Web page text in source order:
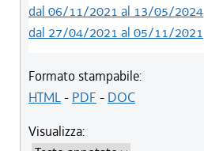
dal 06/11/2021 al 13/05/2024
dal 27/04/2021 al 05/11/2021
Formato stampabile:
HTML- PDF - DOC
Visualizza: